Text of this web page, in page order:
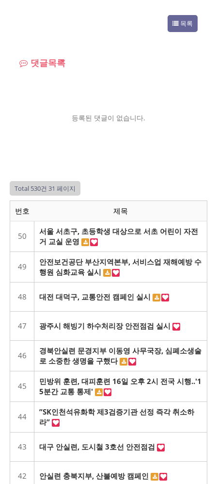
목록
댓글목록
등록된 댓글이 없습니다.
Total 530건 31 페이지
번호 제목
50
서울 서초구, 초등학생 대상으로 서초 어린이 자전
거 교실 운영
49
안전보건공단 부산지역본부, 서비스업 재해예방 수
행원 심화교육 실시
48 대전 대덕구, 교통안전 캠페인 실시
47 광주시 해빙기 하수처리장 안전점검 실시
46
경북안실련 문경지부 이동영 사무국장, 심폐소생술
로 소중한 생명을 구했다
45
민방위 훈련, 대피훈련 16일 오후 2시 전국 시행..'1
5분간 교통 통제'
44
”SK인천석유화학 제3검증기관 선정 즉각 취소하
라”
43 대구 안실련, 도시철 3호선 안전점검
42 안실련 충북지부, 산불예방 캠페인